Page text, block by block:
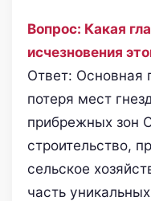
Вопрос: Какая
исчезновения
Ответ: Основная
потеря мест
прибрежных зон
строительство,
сельское
часть